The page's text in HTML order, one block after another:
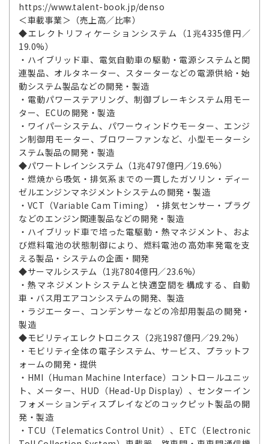
https://www.talent-book.jp/denso
＜車載事業＞（売上高／比率）
◆エレクトリフィケーションシステム（1兆4335億円／
19.0%）
・ハイブリッド車、電気自動車の駆動・電源システムと関
連製品、オルタネーター、スターターなどの電源供給・始
動システム製品などの開発・製造
・電動パワーステアリング、制御ブレーキシステム用モー
ター、ECUの開発・製造
・ワイパーシステム、パワーウィンドウモーター、エンジ
ン制御用モーター、ブロワーファンなど、小型モーターシ
ステム製品の開発・製造
◆パワートレインシステム（1兆4797億円／19.6%）
・燃焼から吸気・排気系までの一貫したガソリン・ディー
ゼルエンジンマネジメントシステムの開発・製造
・VCT（Variable Cam Timing）・排気センサー・プラグ
などのエンジン関連製品などの開発・製造
・ハイブリッド車で培った電駆動・熱マネジメント、およ
び燃料電池の状態制御により、燃料電池の高効率発電を支
える製品・システムの企画・開発
◆サーマルシステム（1兆7804億円／23.6%）
・熱マネジメントシステムと快適空間を構成する、自動
車・バス用エアコンシステムの開発、製造
・ラジエーター、コンデンサーなどの冷却用製品の開発・
製造
◆モビリティエレクトロニクス（2兆1987億円／29.2%）
・モビリティ全体の電子システム、サービス、プラットフ
ォームの開発・提供
・HMI（Human Machine Interface）コントロールユニッ
ト、メーター、HUD（Head-Up Display）、センターイン
フォメーションディスプレイなどのコックピット製品の開
発・製造
・TCU（Telematics Control Unit）、ETC（Electronic